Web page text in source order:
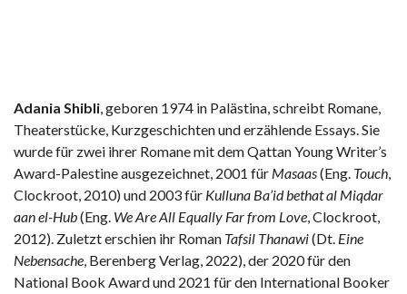
Adania Shibli, geboren 1974 in Palästina, schreibt Romane,
Theaterstücke, Kurzgeschichten und erzählende Essays. Sie
wurde für zwei ihrer Romane mit dem Qattan Young Writer’s
Award-Palestine ausgezeichnet, 2001 für Masaas(Eng. Touch,
Clockroot, 2010) und 2003 für Kulluna Ba’id bethat al Miqdar
aan el-Hub(Eng. We Are All Equally Far from Love, Clockroot,
2012). Zuletzt erschien ihr Roman Tafsil Thanawi(Dt. Eine
Nebensache, Berenberg Verlag, 2022), der 2020 für den
National Book Award und 2021 für den International Booker